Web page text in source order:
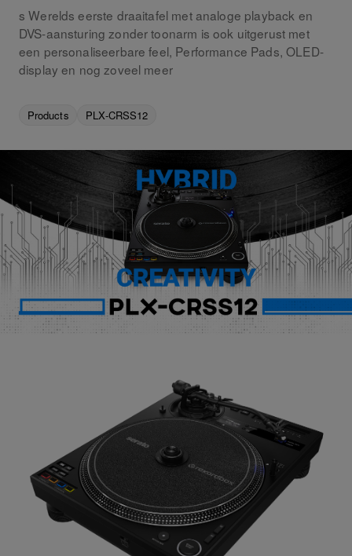
s Werelds eerste draaitafel met analoge playback en
DVS-aansturing zonder toonarm is ook uitgerust met
een personaliseerbare feel, Performance Pads, OLED-
display en nog zoveel meer
Products PLX-CRSS12